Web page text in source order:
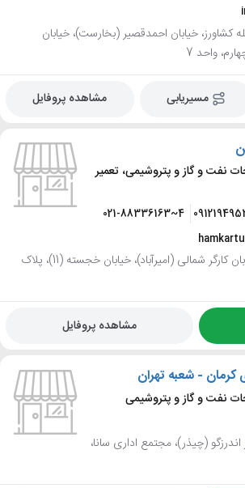
منطقه 6، محله کشاورز، خیابان احمدقصیر (بخارست)، خیابان
مسیریابی مشاهده پروفایل
نفت و گاز و پتروشیمی، تعمیر
021-88336163~4
تهران، منطقه 6، خیابان کارگر شمالی (امیرآباد)، خیابان خجسته (11)، پلاک
مشاهده پروفایل
- شعبه تهران
نفت و گاز و پتروشیمی
1، بلوار اندرزگو (چیذر)، مجتمع اداری سانا،